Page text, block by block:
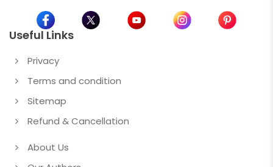
Useful Links
Privacy
Terms and condition
Sitemap
Refund & Cancellation
About Us